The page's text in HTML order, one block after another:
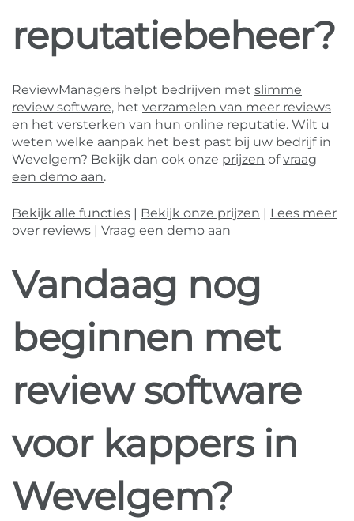
reputatiebeheer?
ReviewManagers helpt bedrijven met slimme
review software, het verzamelen van meer reviews
en het versterken van hun online reputatie. Wilt u
weten welke aanpak het best past bij uw bedrijf in
Wevelgem? Bekijk dan ook onze prijzen ofvraag
een demo aan.
Bekijk alle functies Bekijk onze prijzen
Lees meer
over reviews
Vraag een demo aan
Vandaag nog
beginnen met
review software
voor kappers in
Wevelgem?